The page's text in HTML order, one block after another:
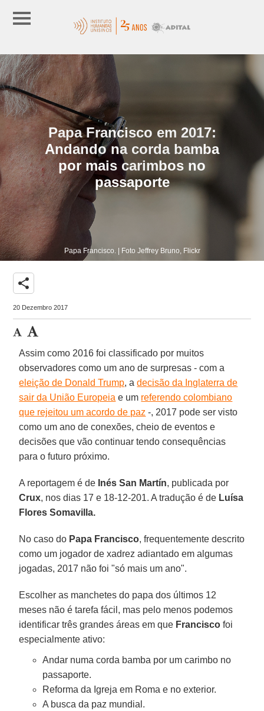
Papa Francisco em 2017:
Andando na corda bamba
por mais carimbos no
passaporte
Papa Francisco. | Foto Jeffrey Bruno, Flickr
share
20 Dezembro 2017
Assim como 2016 foi classificado por muitos
observadores como um ano de surpresas - com a
eleição de Donald Trump, adecisão da Inglaterra de
sair da União Europeia e um referendo colombiano
que rejeitou um acordo de paz -, 2017 pode ser visto
como um ano de conexões, cheio de eventos e
decisões que vão continuar tendo consequências
para o futuro próximo.
A reportagem é de Inés San Martín, publicada por
Crux, nos dias 17 e 18-12-201. A tradução é de Luísa
Flores Somavilla.
No caso do Papa Francisco, frequentemente descrito
como um jogador de xadrez adiantado em algumas
jogadas, 2017 não foi "só mais um ano".
Escolher as manchetes do papa dos últimos 12
meses não é tarefa fácil, mas pelo menos podemos
identificar três grandes áreas em que Francisco foi
especialmente ativo:
Andar numa corda bamba por um carimbo no
passaporte.
Reforma da Igreja em Roma e no exterior.
A busca da paz mundial.